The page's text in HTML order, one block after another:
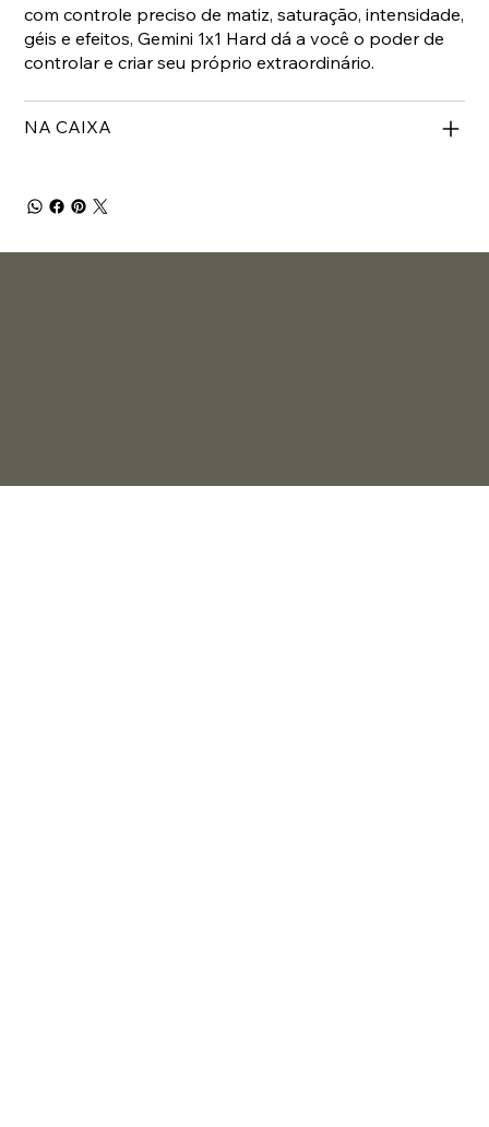
com controle preciso de matiz, saturação, intensidade,
géis e efeitos, Gemini 1x1 Hard dá a você o poder de
controlar e criar seu próprio extraordinário.
NA CAIXA